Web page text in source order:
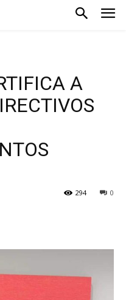
A
0
294